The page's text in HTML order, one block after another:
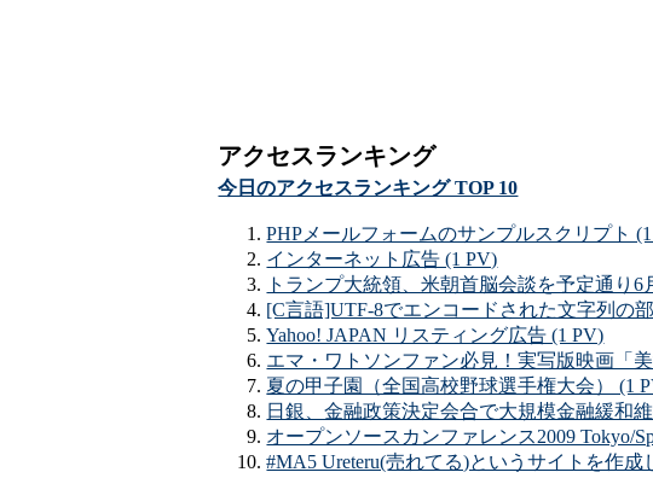
アクセスランキング
今日のアクセスランキング TOP 10
PHPメールフォームのサンプルスクリプト
インターネット広告 (1 PV)
トランプ大統領、米朝首脳会談を予定通り
[C言語]UTF-8でエンコードされた文字列の
Yahoo! JAPAN リスティング広告 (1 PV)
エマ・ワトソンファン必見！実写版映画「
夏の甲子園（全国高校野球選手権大会） (1
日銀、金融政策決定会合で大規模金融緩和
オープンソースカンファレンス2009 Tokyo/
#MA5 Ureteru(売れてる)というサイトを作成